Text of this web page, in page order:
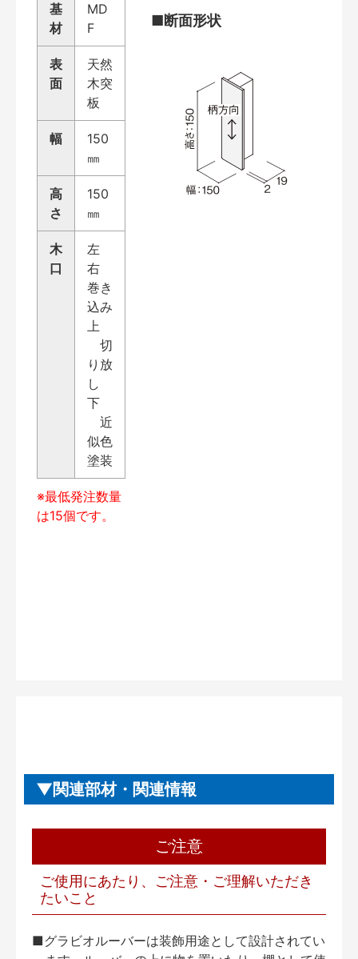
基
材
MD
F
表
面
天然
木突
板
幅
150
㎜
高
さ
150
㎜
木
口
左
右
巻き
込み
上
切
り放
し
下
近
似色
塗装
※最低発注数量
は15個です。
■断面形状
関連部材・関連情報
ご注意
ご使用にあたり、ご注意・ご理解いただき
たいこと
■グラビオルーバーは装飾用途として設計されてい